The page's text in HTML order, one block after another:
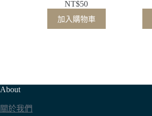
NT$50
加入購物車
About
關於我們